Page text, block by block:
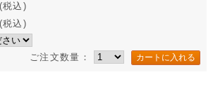
(税込)
(税込)
ご注文数量：